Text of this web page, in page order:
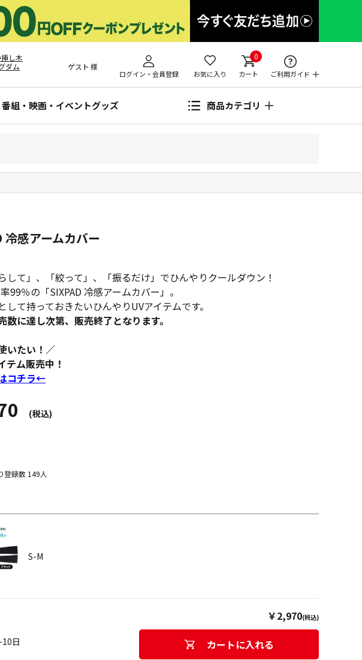
し木
ダム
ゲスト 様
ログイン・会員登録 お気に入り
0
カート ご利用ガイド
番組・映画・イベントグッズ 商品カテゴリ
冷感アームカバー
して」、「絞って」、「振るだけ」でひんやりクールダウン！
99％の「SIXPAD 冷感アームカバー」。
して持っておきたいひんやりUVアイテムです。
に達し次第、販売終了となります。
いたい！／
ム販売中！
コチラ←
(税込)
登録数 149人
S-M
￥2,970(税込)
日 カートに入れる